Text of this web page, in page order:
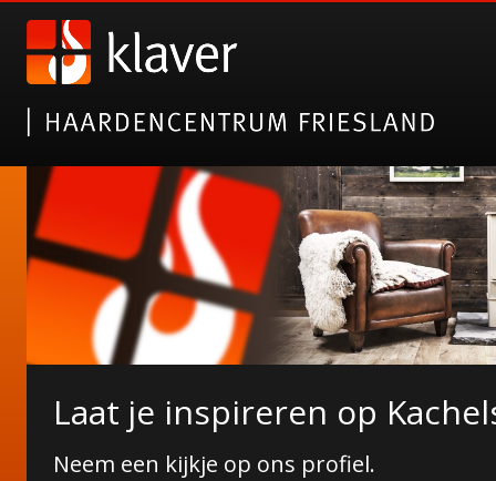
Nieuwe collectie
Janco de Jong!
Laat je inspireren op
Neem een kijkje op ons profiel.
Erkend 5-sterren specialist!
Wij zijn pas tevreden wanneer u dat bent!